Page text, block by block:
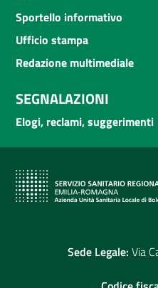
Sportello informativo
Ufficio stampa
Redazione multimediale
SEGNALAZIONI
Elogi, reclami, suggerimenti
Sede Legale: Via